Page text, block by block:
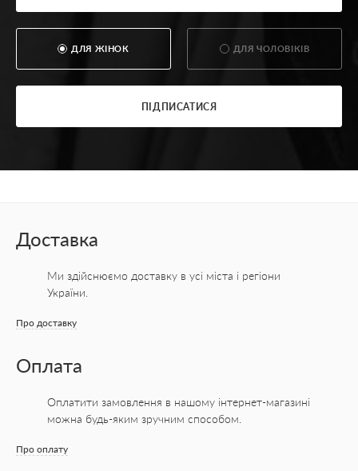
ДЛЯ ЖІНОК ДЛЯ ЧОЛОВІКІВ
Доставка
Ми здійснюємо доставку в усі міста і регіони
України.
Про доставку
Оплата
Оплатити замовлення в нашому інтернет-магазині
можна будь-яким зручним способом.
Про оплату